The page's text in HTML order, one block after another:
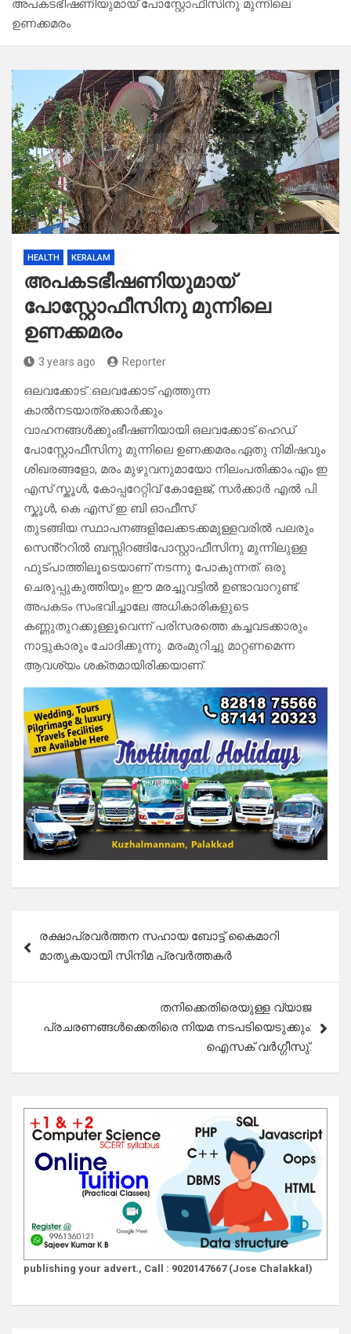
അപകടഭീഷണിയുമായ് പോസ്റ്റോഫീസിനു മുന്നിലെ
ഉണക്കമരം
HEALTH KERALAM
അപകടഭീഷണിയുമായ്
പോസ്റ്റോഫീസിനു മുന്നിലെ
ഉണക്കമരം
3 years ago Reporter
ഒലവക്കോട് :ഒലവക്കോട് എത്തുന്ന
കാൽനടയാത്രക്കാർക്കും
വാഹനങ്ങൾക്കുംഭീഷണിയായി ഒലവക്കോട് ഹെഡ്
പോസ്റ്റോഫീസിനു മുന്നിലെ ഉണക്കമരം.ഏതു നിമിഷവും
ശിഖരങ്ങളോ, മരം മുഴുവനുമായോ നിലംപതിക്കാം.എം ഇ
എസ് സ്കൂൾ, കോപ്പറേറ്റിവ് കോളേജ്, സർക്കാർ എൽ പി
സ്കൂൾ, കെ എസ് ഇ ബി ഓഫീസ്
തുടങ്ങിയ സ്ഥാപനങ്ങളിലേക്കടക്കമുള്ളവരിൽ പലരും
സെൻ്ററിൽ ബസ്സിറങ്ങിപോസ്റ്റാഫീസിനു മുന്നിലുള്ള
ഫുട്പാത്തിലൂടെയാണ് നടന്നു പോകുന്നത്. ഒരു
ചെരുപ്പുകുത്തിയും ഈ മരച്ചുവട്ടിൽ ഉണ്ടാവാറുണ്ട്.
അപകടം സംഭവിച്ചാലേ അധികാരികളുടെ
കണ്ണുതുറക്കുള്ളൂവെന്ന് പരിസരത്തെ കച്ചവടക്കാരും
നാട്ടുകാരും ചോദിക്കുന്നു. മരംമുറിച്ചു മാറ്റണമെന്ന
ആവശ്യം ശക്തമായിരിക്കയാണ്.
navigation
രക്ഷാപ്രവർത്തന സഹായ ബോട്ട് കൈമാറി
മാതൃകയായി സിനിമ പ്രവർത്തകർ
തനിക്കെതിരെയുള്ള വ്യാജ
പ്രചരണങ്ങൾക്കെതിരെ നിയമ നടപടിയെടുക്കും:
ഐസക് വർഗ്ഗീസു്.
publishing your advert., Call : 9020147667 (Jose Chalakkal)